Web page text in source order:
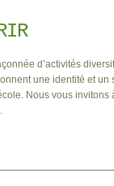
d’activités
une identité et un
Nous vous invitons